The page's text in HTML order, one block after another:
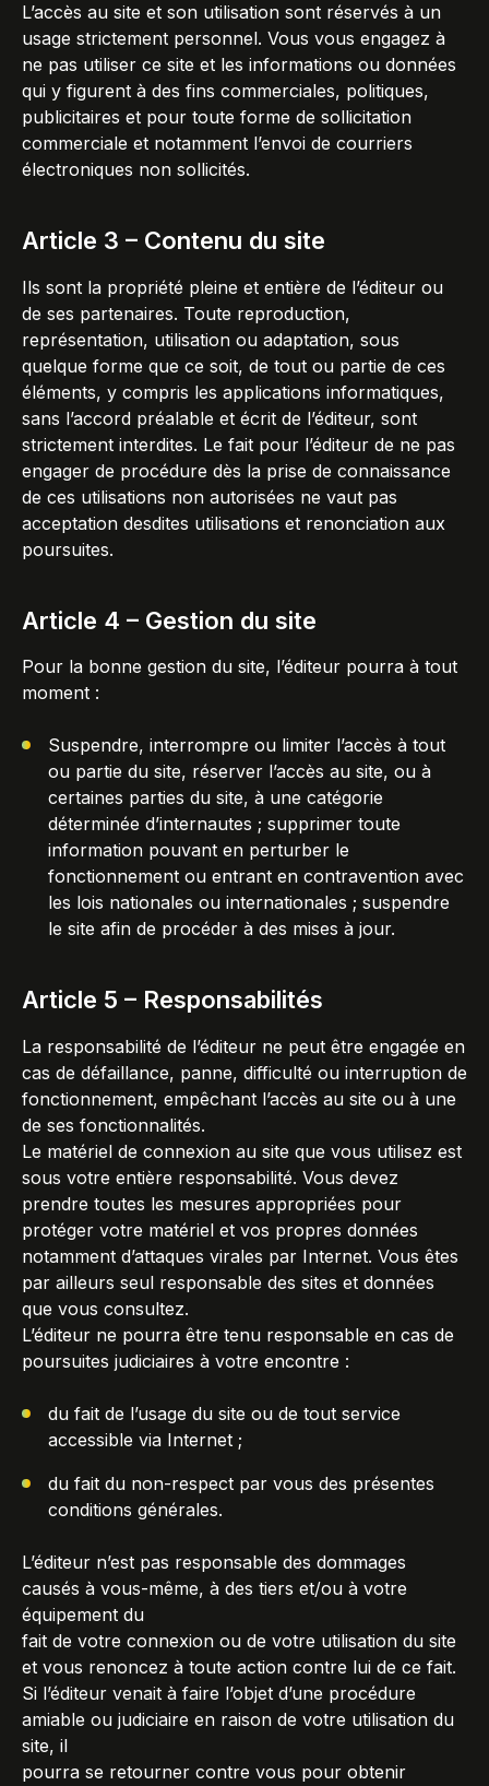
L’accès au site et son utilisation sont réservés à un
usage strictement personnel. Vous vous engagez à
ne pas utiliser ce site et les informations ou données
qui y figurent à des fins commerciales, politiques,
publicitaires et pour toute forme de sollicitation
commerciale et notamment l’envoi de courriers
électroniques non sollicités.
Article 3 – Contenu du site
Ils sont la propriété pleine et entière de l’éditeur ou
de ses partenaires. Toute reproduction,
représentation, utilisation ou adaptation, sous
quelque forme que ce soit, de tout ou partie de ces
éléments, y compris les applications informatiques,
sans l’accord préalable et écrit de l’éditeur, sont
strictement interdites. Le fait pour l’éditeur de ne pas
engager de procédure dès la prise de connaissance
de ces utilisations non autorisées ne vaut pas
acceptation desdites utilisations et renonciation aux
poursuites.
Article 4 – Gestion du site
Pour la bonne gestion du site, l’éditeur pourra à tout
moment :
Suspendre, interrompre ou limiter l’accès à tout
ou partie du site, réserver l’accès au site, ou à
certaines parties du site, à une catégorie
déterminée d’internautes ; supprimer toute
information pouvant en perturber le
fonctionnement ou entrant en contravention avec
les lois nationales ou internationales ; suspendre
le site afin de procéder à des mises à jour.
Article 5 – Responsabilités
La responsabilité de l’éditeur ne peut être engagée en
cas de défaillance, panne, difficulté ou interruption de
fonctionnement, empêchant l’accès au site ou à une
de ses fonctionnalités.
Le matériel de connexion au site que vous utilisez est
sous votre entière responsabilité. Vous devez
prendre toutes les mesures appropriées pour
protéger votre matériel et vos propres données
notamment d’attaques virales par Internet. Vous êtes
par ailleurs seul responsable des sites et données
que vous consultez.
L’éditeur ne pourra être tenu responsable en cas de
poursuites judiciaires à votre encontre :
du fait de l’usage du site ou de tout service
accessible via Internet ;
du fait du non-respect par vous des présentes
conditions générales.
L’éditeur n’est pas responsable des dommages
causés à vous-même, à des tiers et/ou à votre
équipement du
fait de votre connexion ou de votre utilisation du site
et vous renoncez à toute action contre lui de ce fait.
Si l’éditeur venait à faire l’objet d’une procédure
amiable ou judiciaire en raison de votre utilisation du
site, il
pourra se retourner contre vous pour obtenir